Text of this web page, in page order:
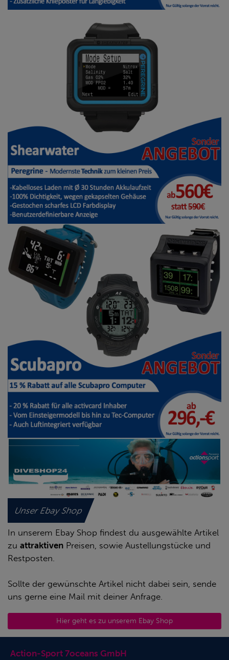
Unser Ebay Shop
In unserem Ebay Shop findest du ausgewählte Artikel
zu attraktiven Preisen, sowie Austellungstücke und
Restposten.
Sollte der gewünschte Artikel nicht dabei sein, sende
uns gerne eine Mail mit deiner Anfrage.
Hier geht es zu unserem Ebay Shop
Action-Sport 7oceans GmbH